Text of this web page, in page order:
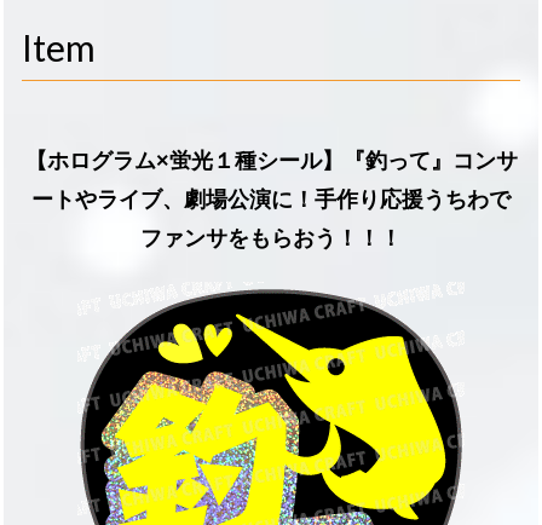
Item
【ホログラム×蛍光１種シール】『釣って』コンサ
ートやライブ、劇場公演に！手作り応援うちわで
ファンサをもらおう！！！